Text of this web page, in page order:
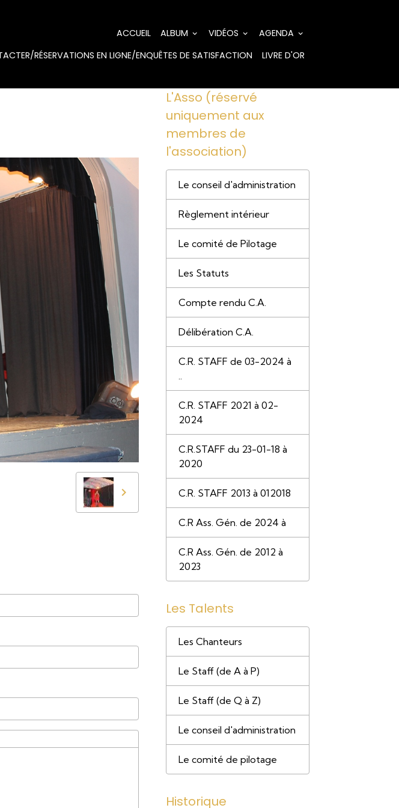
ACCUEIL ALBUM VIDÉOS
AGENDA
RÉSERVATIONS EN LIGNE/ENQUÊTES DE SATISFACTION
LIVRE D'OR
L'Asso (réservé
uniquement aux
membres de
l'association)
Le conseil d'administration
Règlement intérieur
Le comité de Pilotage
Les Statuts
Compte rendu C.A.
Délibération C.A.
C.R. STAFF de 03-2024 à
..
C.R. STAFF 2021 à 02-
2024
C.R.STAFF du 23-01-18 à
2020
C.R. STAFF 2013 à 012018
C.R Ass. Gén. de 2024 à
C.R Ass. Gén. de 2012 à
2023
Les Talents
Les Chanteurs
Le Staff (de A à P)
Le Staff (de Q à Z)
Le conseil d'administration
Le comité de pilotage
Historique